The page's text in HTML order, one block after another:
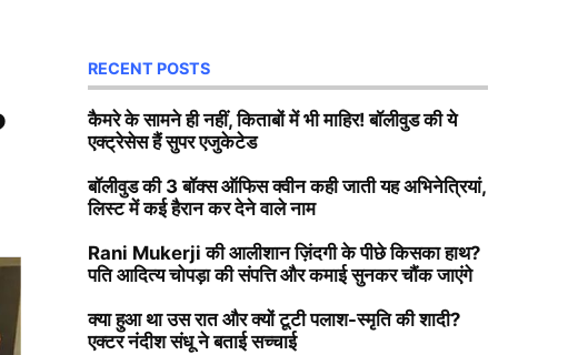
RECENT POSTS
कैमरे के सामने ही नहीं, किताबों में भी माहिर! बॉलीवुड की ये
एक्ट्रेसेस हैं सुपर एजुकेटेड
बॉलीवुड की 3 बॉक्स ऑफिस क्वीन कही जाती यह अभिनेत्रियां,
लिस्ट में कई हैरान कर देने वाले नाम
Rani Mukerji की आलीशान ज़िंदगी के पीछे किसका हाथ?
पति आदित्य चोपड़ा की संपत्ति और कमाई सुनकर चौंक जाएंगे
क्या हुआ था उस रात और क्यों टूटी पलाश-स्मृति की शादी?
एक्टर नंदीश संधू ने बताई सच्चाई